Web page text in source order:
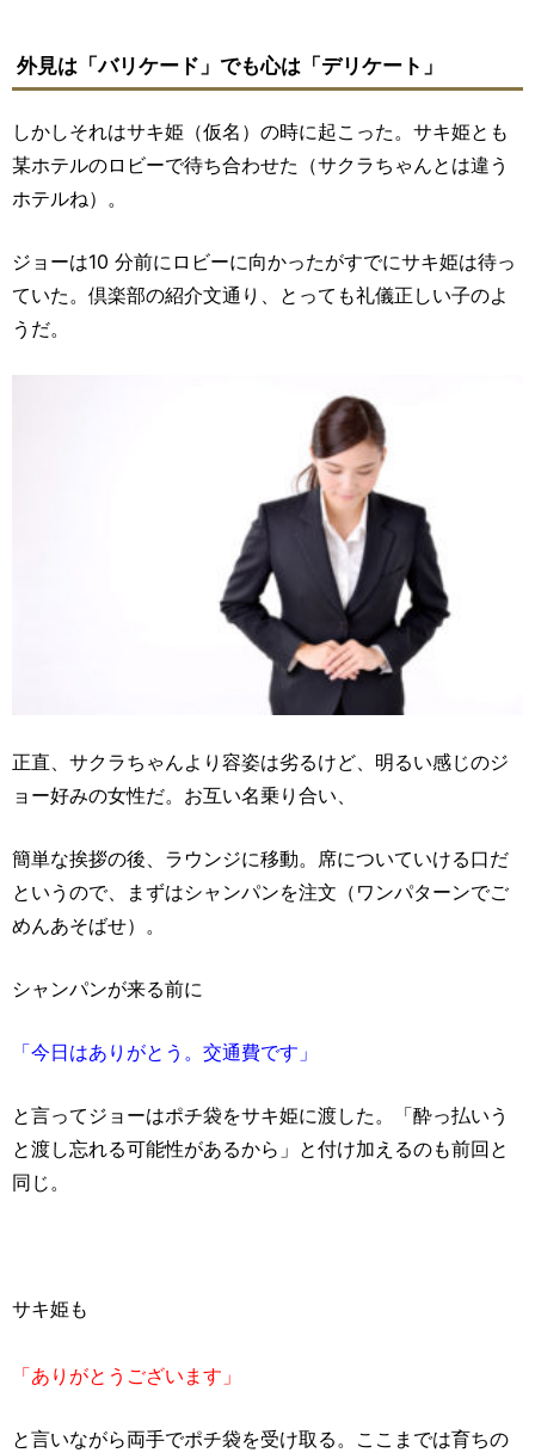
外見は「バリケード」でも心は「デリケート」
しかしそれはサキ姫（仮名）の時に起こった。サキ姫とも
某ホテルのロビーで待ち合わせた（サクラちゃんとは違う
ホテルね）。
ジョーは10 分前にロビーに向かったがすでにサキ姫は待っ
ていた。倶楽部の紹介文通り、とっても礼儀正しい子のよ
うだ。
正直、サクラちゃんより容姿は劣るけど、明るい感じのジ
ョー好みの女性だ。お互い名乗り合い、
簡単な挨拶の後、ラウンジに移動。席についていける口だ
というので、まずはシャンパンを注文（ワンパターンでご
めんあそばせ）。
シャンパンが来る前に
「今日はありがとう。交通費です」
と言ってジョーはポチ袋をサキ姫に渡した。「酔っ払いう
と渡し忘れる可能性があるから」と付け加えるのも前回と
同じ。
サキ姫も
「ありがとうございます」
と言いながら両手でポチ袋を受け取る。ここまでは育ちの